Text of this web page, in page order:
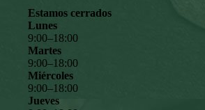
Estamos cerrados
Lunes
9:00–18:00
Martes
9:00–18:00
Miércoles
9:00–18:00
Jueves